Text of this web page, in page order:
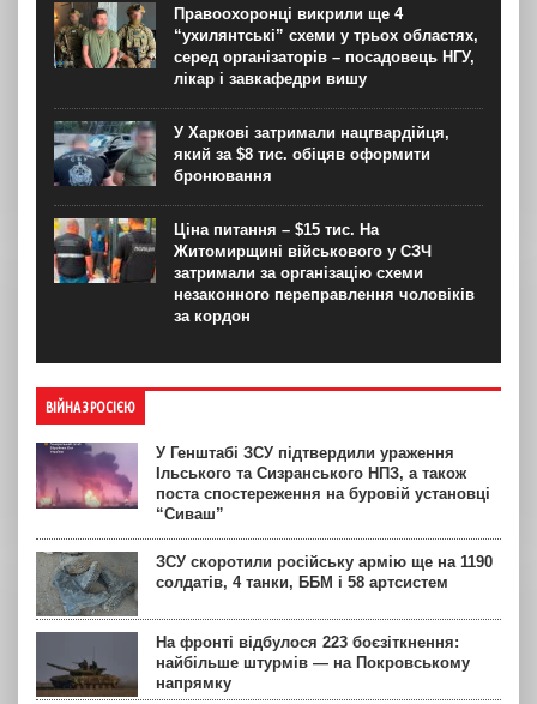
Правоохоронці викрили ще 4
“ухилянтські” схеми у трьох областях,
серед організаторів – посадовець НГУ,
лікар і завкафедри вишу
У Харкові затримали нацгвардійця,
який за $8 тис. обіцяв оформити
бронювання
Ціна питання – $15 тис. На
Житомирщині військового у СЗЧ
затримали за організацію схеми
незаконного переправлення чоловіків
за кордон
ВІЙНА З РОСІЄЮ
У Генштабі ЗСУ підтвердили ураження
Ільського та Сизранського НПЗ, а також
поста спостереження на буровій установці
“Сиваш”
ЗСУ скоротили російську армію ще на 1190
солдатів, 4 танки, ББМ і 58 артсистем
На фронті відбулося 223 боєзіткнення:
найбільше штурмів — на Покровському
напрямку